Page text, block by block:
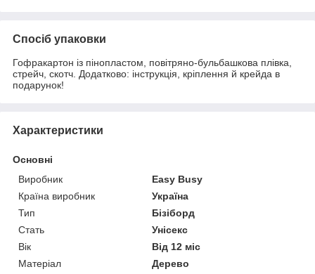
Спосіб упаковки
Гофракартон із пінопластом, повітряно-бульбашкова плівка,
стрейч, скотч. Додатково: інструкція, кріплення й крейда в
подарунок!
Характеристики
Основні
Виробник
Easy Busy
Країна виробник
Україна
Тип
Бізіборд
Стать
Унісекс
Вік
Від 12 міс
Матеріал
Дерево